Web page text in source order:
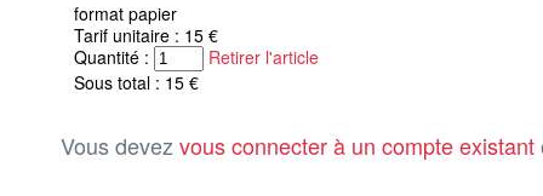
format papier
Tarif unitaire : 15 €
Quantité :
Retirer l'article
Sous total : 15 €
Vous devez vous connecter à un compte existant